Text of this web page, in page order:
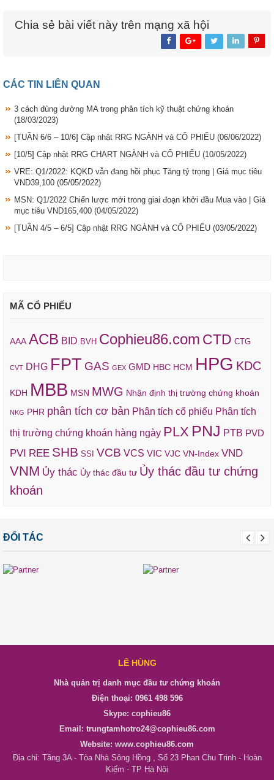
Chia sẻ bài viết này trên mạng xã hội
CÁC TIN LIÊN QUAN
3 cách dùng đường MA trong phân tích kỹ thuật chứng khoán
(18/03/2023)
[TUẦN 6/6 – 10/6] Cập nhật RRG NGÀNH và CỔ PHIẾU (06/06/2022)
[10/5] Cập nhật RRG CHART NGÀNH và CỔ PHIẾU (10/05/2022)
VRE: Q1/2022: KQKD vẫn đang hồi phục Tăng tỷ trọng | Giá mục tiêu
VND39,100 (05/05/2022)
MSN: Q1/2022 Chiến lược mới trong giai đoạn khởi đầu Mua vào | Giá
mục tiêu VND165,400 (04/05/2022)
[TUẦN 4/5 – 6/5] Cập nhật RRG NGÀNH và CỔ PHIẾU (03/05/2022)
MÃ CỔ PHIẾU
AAA ACB BID BVH Cophieu86.com CTD CTG
CVT DHG FPT GAS GEX GMD HBC HCM HPG KDC
KDH MBB MSN MWG Nhận định thị trường chứng khoán
NKG PHR phân tích cơ bản Phân tích cổ phiếu Phân tích
thị trường chứng khoán hàng ngày PLX PNJ PTB PVD
PVI REE SHB SSI VCB VCS VIC VJC VN-Index VND
VNM Ủy thác Ủy thác đầu tư Ủy thác đầu tư chứng
khoán
ĐỐI TÁC
LÊ HÙNG
Nhà quản trị danh mục đầu tư chứng khoán
Điện thoại: 0961 498 596
Skype: cophieu86
Email: trungtamhotro24@cophieu86.com
Website: www.cophieu86.com
Địa chỉ: Tầng 3A - Tòa Nhà Sông Hồng , Số 23 Phan Chu Trinh - Hoàn
Kiếm - TP Hà Nội